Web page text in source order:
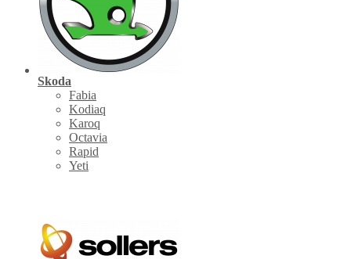
Skoda
Fabia
Kodiaq
Karoq
Octavia
Rapid
Yeti